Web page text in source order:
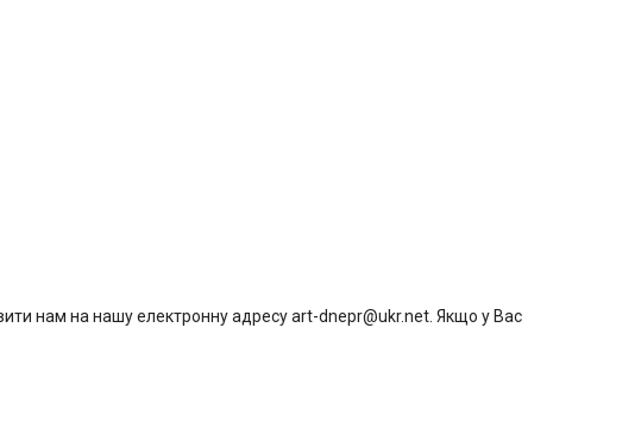
нам на нашу електронну адресу art-dnepr@ukr.net. Якщо у Вас